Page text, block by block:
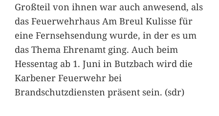
Großteil von ihnen war auch anwesend, als
das Feuerwehrhaus Am Breul Kulisse für
eine Fernsehsendung wurde, in der es um
das Thema Ehrenamt ging. Auch beim
Hessentag ab 1. Juni in Butzbach wird die
Karbener Feuerwehr bei
Brandschutzdiensten präsent sein. (sdr)